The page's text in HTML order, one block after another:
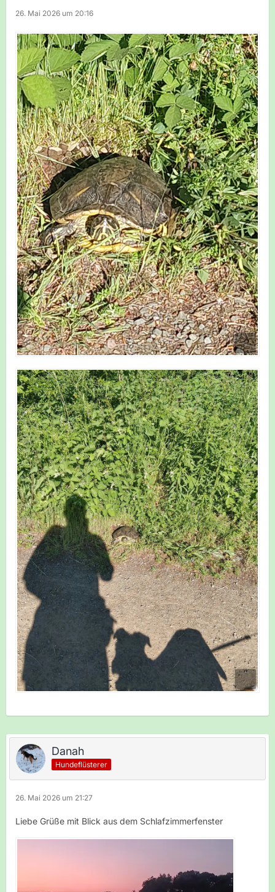
26. Mai 2026 um 20:16
Danah
Hundeflüsterer
26. Mai 2026 um 21:27
Liebe Grüße mit Blick aus dem Schlafzimmerfenster